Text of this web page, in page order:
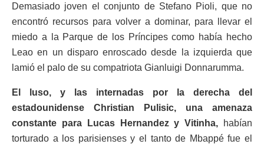
Demasiado joven el conjunto de Stefano Pioli, que no
encontró recursos para volver a dominar, para llevar el
miedo a la Parque de los Príncipes como había hecho
Leao en un disparo enroscado desde la izquierda que
lamió el palo de su compatriota Gianluigi Donnarumma.
El luso, y las internadas por la derecha del
estadounidense Christian Pulisic, una amenaza
constante para Lucas Hernandez y Vitinha, habían
torturado a los parisienses y el tanto de Mbappé fue el